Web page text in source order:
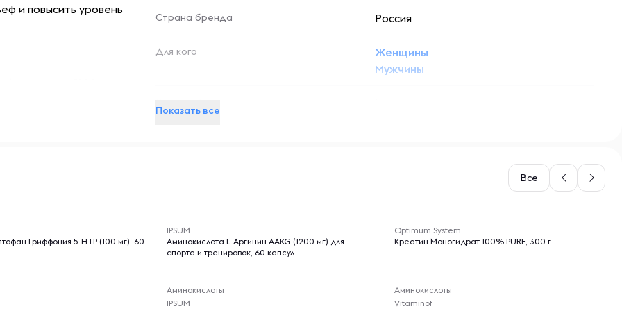
и повысить уровень
эффекта при
выносливости.
обеспечивает
— в отличие от
— от сырья до упаковки —
Страна бренда Россия
Для кого
Женщины
Мужчины
Показать все
Все
Гриффония 5-НТР (100 мг), 60
IPSUM
Аминокислота L-Аргинин AAKG (1200 мг) для
спорта и тренировок, 60 капсул
Аминокислоты
IPSUM
Optimum System
Креатин Моногидрат 100% PURE, 300 г
Аминокислоты
Vitaminof